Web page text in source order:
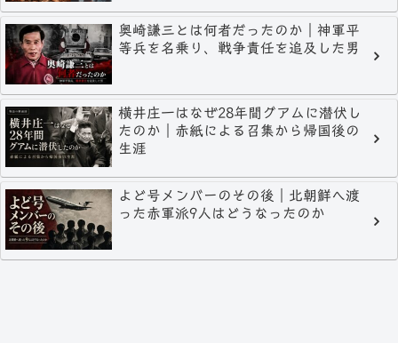
奥崎謙三とは何者だったのか｜神軍平
等兵を名乗り、戦争責任を追及した男
横井庄一はなぜ28年間グアムに潜伏し
たのか｜赤紙による召集から帰国後の
生涯
よど号メンバーのその後｜北朝鮮へ渡
った赤軍派9人はどうなったのか